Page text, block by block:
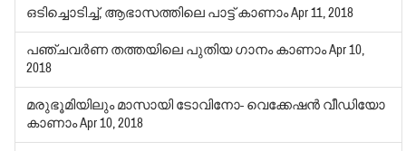
ഒടിച്ചൊടിച്ച്, ആഭാസത്തിലെ പാട്ട് കാണാംApr 11, 2018
പഞ്ചവര്‍ണ തത്തയിലെ പുതിയ ഗാനം കാണാംApr 10,
2018
മരുഭൂമിയിലും മാസായി ടോവിനോ- വെക്കേഷന്‍ വീഡിയോ
കാണാംApr 10, 2018